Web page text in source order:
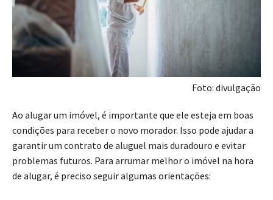
Foto: divulgação
Ao alugar um imóvel, é importante que ele esteja em boas
condições para receber o novo morador. Isso pode ajudar a
garantir um contrato de aluguel mais duradouro e evitar
problemas futuros. Para arrumar melhor o imóvel na hora
de alugar, é preciso seguir algumas orientações: